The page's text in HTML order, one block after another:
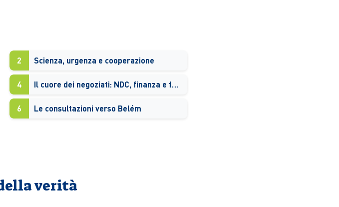
2 Scienza, urgenza e cooperazione
4 Il cuore dei negoziati: NDC, finanza e fiducia
6 Le consultazioni verso Belém
verità